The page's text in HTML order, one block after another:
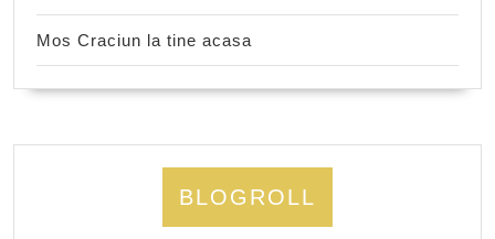
Mos Craciun la tine acasa
BLOGROLL